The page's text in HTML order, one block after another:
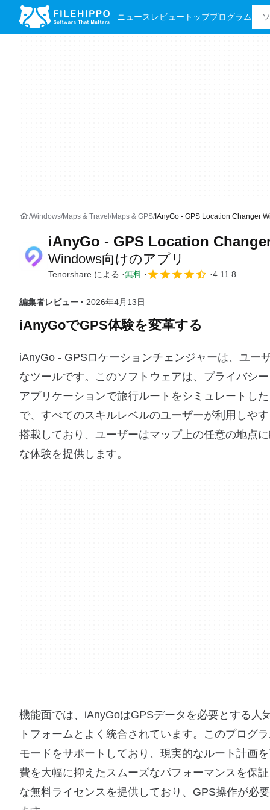
ニュース レビュー トッププログラム
Windows Maps & Travel Maps & GPS IAnyGo - GPS Location Changer
iAnyGo - GPS Location
Windows向けのアプリ
Tenorshare による 無料 4.11.8
編集者レビュー · 2026年4月13日
iAnyGoでGPS体験を変革する
iAnyGo - GPSロケーションチェンジャーは、ユー
なツールです。このソフトウェアは、プライバシ
アプリケーションで旅行ルートをシミュレートし
で、すべてのスキルレベルのユーザーが利用しや
搭載しており、ユーザーはマップ上の任意の地点
な体験を提供します。
機能面では、iAnyGoはGPSデータを必要とする
トフォームとよく統合されています。このプログ
モードをサポートしており、現実的なルート計画
費を大幅に抑えたスムーズなパフォーマンスを保
な無料ライセンスを提供しており、GPS操作が必